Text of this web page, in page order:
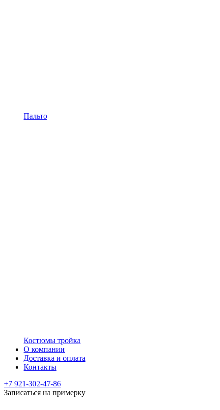
Пальто
Костюмы тройка
О компании
Доставка и оплата
Контакты
+7 921-302-47-86
Записаться на примерку